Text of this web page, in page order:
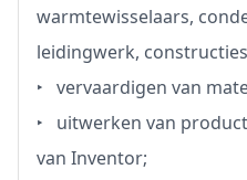
warmtewisselaars,
leidingwerk,
‣ vervaardigen van
‣ uitwerken van
van Inventor;